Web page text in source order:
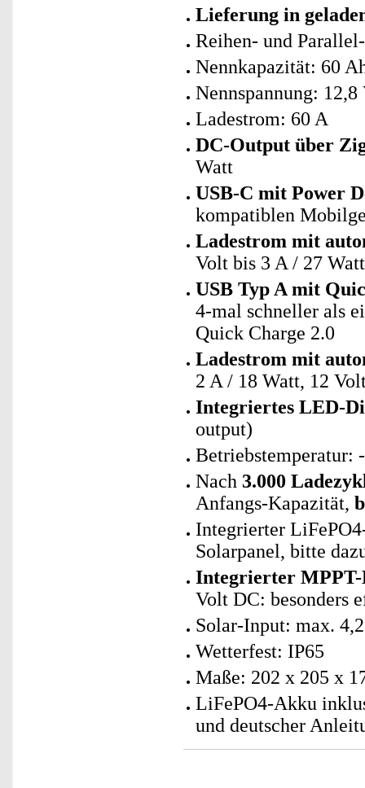
Lieferung in
Reihen- und
Nennkapazität: 60
Nennspannung: 12,8
Ladestrom: 60 A
DC-Output über
Watt
USB-C mit Power
kompatiblen
Ladestrom mit
Volt bis 3 A / 27
USB Typ A mit
4-mal schneller als
Quick Charge 2.0
Ladestrom mit
2 A / 18 Watt, 12
Integriertes LED-
output)
Betriebstemperatur:
Nach 3.000
Anfangs-Kapazität,
Integrierter
Solarpanel, bitte
Integrierter
Volt DC: besonders
Solar-Input: max.
Wetterfest: IP65
Maße: 202 x 205 x
LiFePO4-Akku
und deutscher